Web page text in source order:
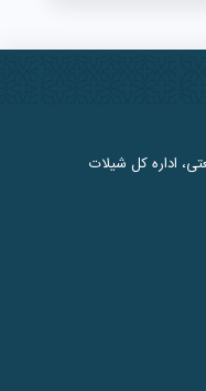
اداره کل شیلات